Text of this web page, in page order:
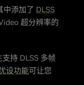
中添加了 DLSS
超分辨率的
持 DLSS 多帧
设功能可让您